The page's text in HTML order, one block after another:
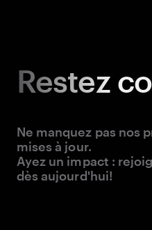
Restez
Ne manquez pas nos
mises à jour.
Ayez un impact :
dès aujourd'hui!